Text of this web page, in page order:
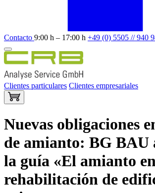
Contacto 9:00 h – 17:00 h +49 (0) 5505 // 940
Clientes particulares Clientes empresariales
Nuevas obligaciones
de amianto: BG BAU
la guía «El amianto
rehabilitación de